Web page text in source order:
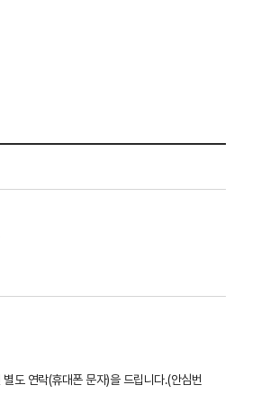
도 연락(휴대폰 문자)을 드립니다.(안심번